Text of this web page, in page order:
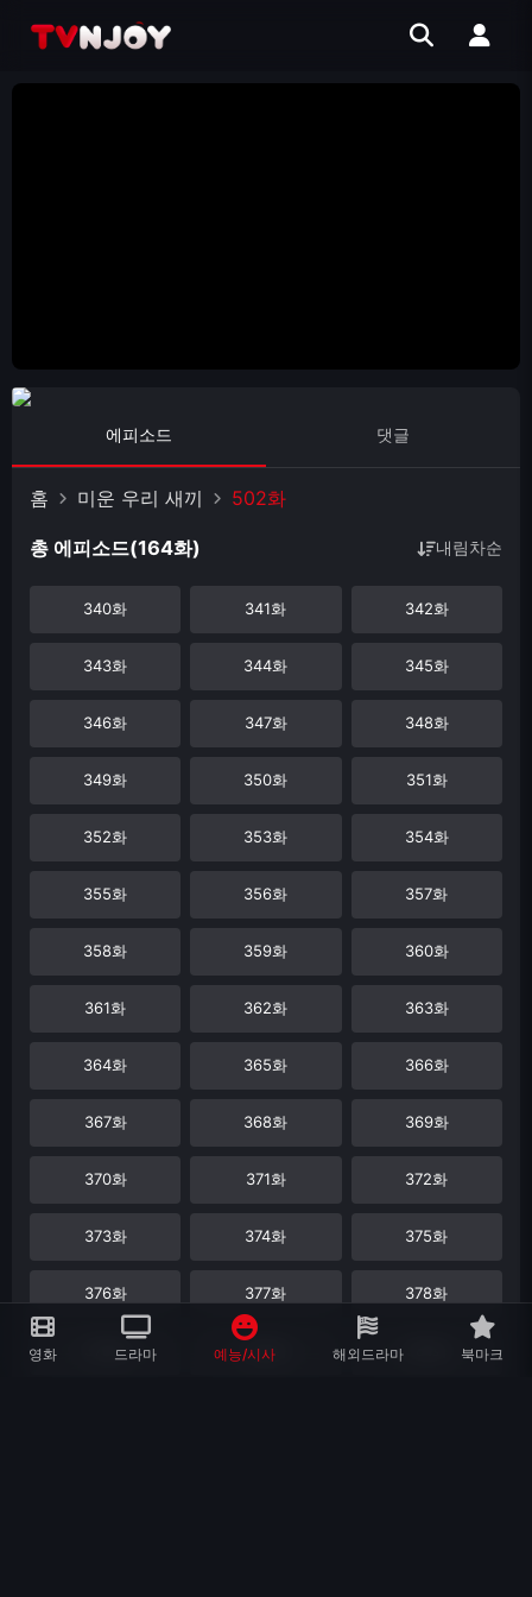
에피소드 댓글
홈 미운 우리 새끼 502화
총 에피소드(164화) 내림차순
340화 341화 342화
343화 344화 345화
346화 347화 348화
349화 350화 351화
352화 353화 354화
355화 356화 357화
358화 359화 360화
361화 362화 363화
364화 365화 366화
367화 368화 369화
370화 371화 372화
373화 374화 375화
376화 377화 378화
379화 380화
영화 드라마 예능/시사 해외드라마 북마크